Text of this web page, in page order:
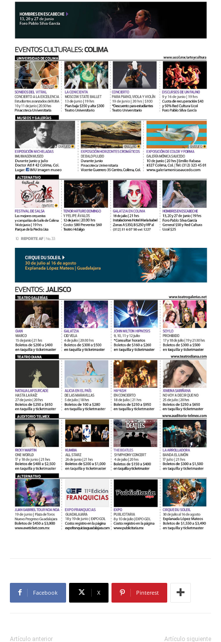
Facebook X Pinterest
Artículo anterior Artículo siguiente